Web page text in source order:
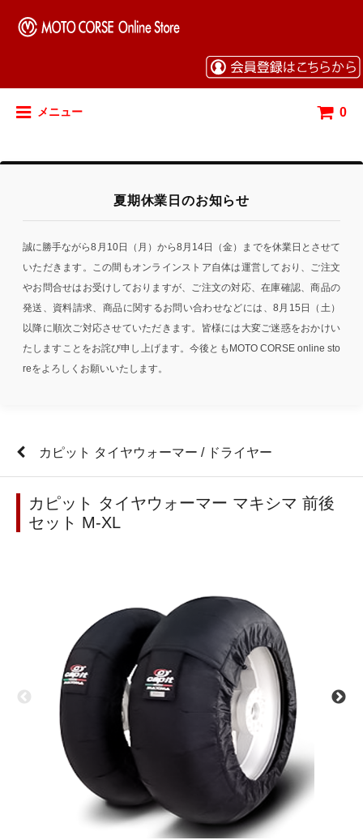
メニュー 0
夏期休業日のお知らせ
誠に勝手ながら8月10日（月）から8月14日（金）までを休業日とさせて
いただきます。この間もオンラインストア自体は運営しており、ご注文
やお問合せはお受けしておりますが、ご注文の対応、在庫確認、商品の
発送、資料請求、商品に関するお問い合わせなどには、8月15日（土）
以降に順次ご対応させていただきます。皆様には大変ご迷惑をおかけい
たしますことをお詫び申し上げます。今後ともMOTO CORSE online sto
reをよろしくお願いいたします。
カピット タイヤウォーマー / ドライヤー
カピット タイヤウォーマー マキシマ 前後
セット M-XL